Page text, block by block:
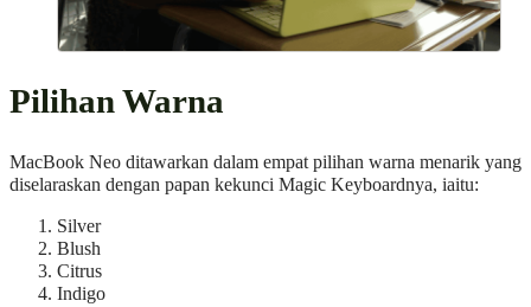
Pilihan Warna
MacBook Neo ditawarkan dalam empat pilihan warna menarik yang
diselaraskan dengan papan kekunci Magic Keyboardnya, iaitu:
Silver
Blush
Citrus
Indigo